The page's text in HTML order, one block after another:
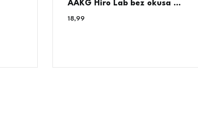
AAKG Hiro Lab bez okusa ...
18,99